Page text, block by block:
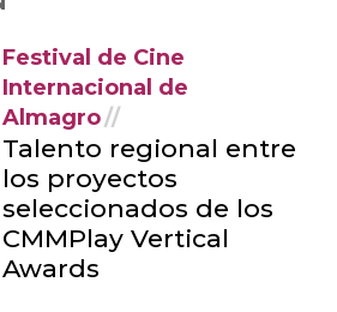
Festival de Cine
Internacional de
Almagro
Talento regional entre
los proyectos
seleccionados de los
CMMPlay Vertical
Awards